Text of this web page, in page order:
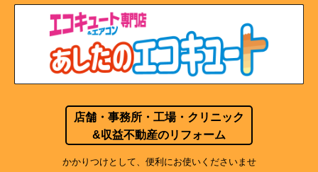
店舗・事務所・工場・クリニック
&収益不動産のリフォーム
かかりつけとして、便利にお使いくださいませ